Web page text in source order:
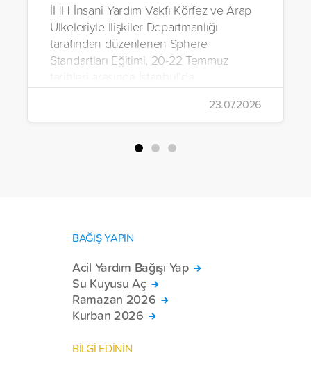
İHH İnsani Yardım Vakfı Körfez ve Arap
Ülkeleriyle İlişkiler Departmanlığı
tarafından düzenlenen Sphere
Standartları Eğitimi, 20-22 Temmuz
gerçekleştirildi.
23.07.2026
BAĞIŞ YAPIN
Acil Yardım Bağışı Yap
Su Kuyusu Aç
Ramazan 2026
Kurban 2026
BİLGİ EDİNİN